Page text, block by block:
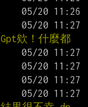
欸！什麼都